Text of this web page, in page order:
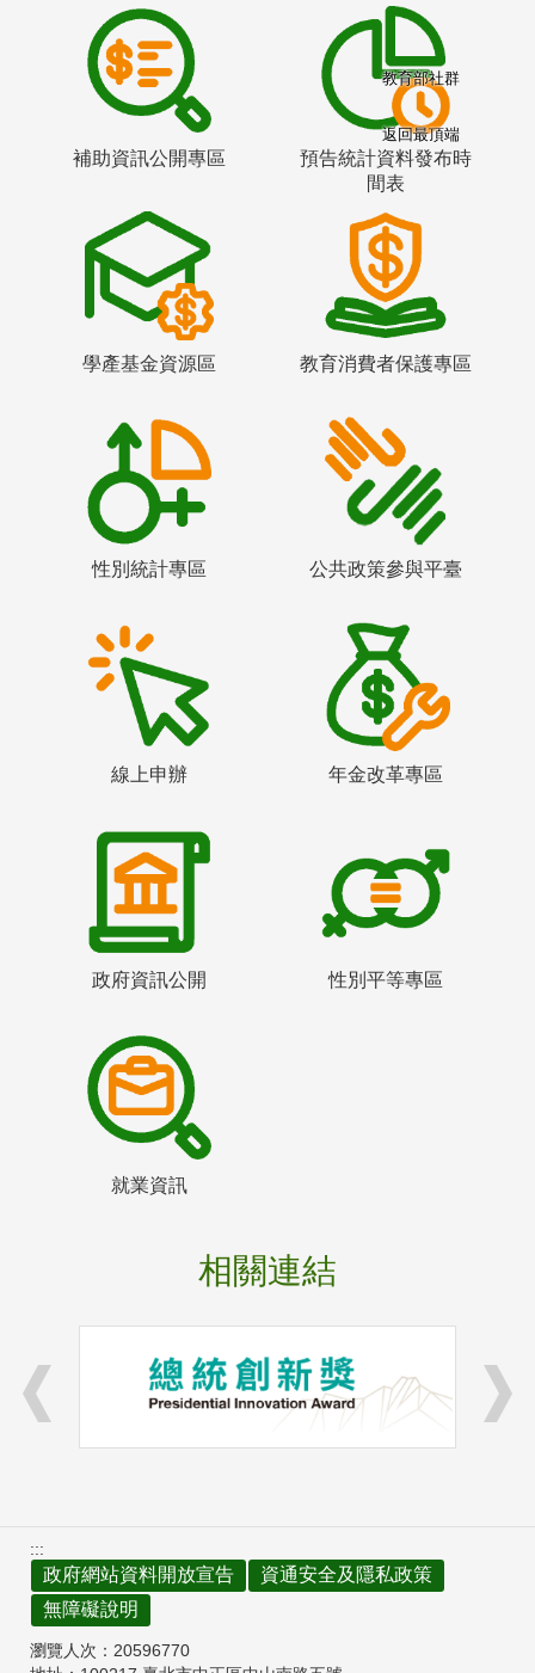
補助資訊公開專區
預告統計資料發布時
間表
學產基金資源區 教育消費者保護專區
性別統計專區 公共政策參與平臺
線上申辦 年金改革專區
政府資訊公開 性別平等專區
就業資訊
相關連結
教育部社群
返回最頂端
:::
政府網站資料開放宣告
資通安全及隱私政策
無障礙說明
瀏覽人次： 20596770